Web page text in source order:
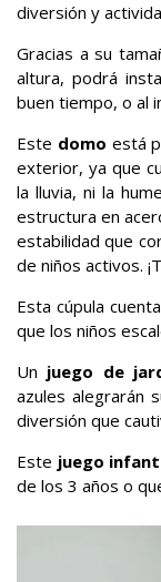
diversión y
Gracias a su
altura, podrá
buen tiempo, o al
Este domo está
exterior, ya que
la lluvia, ni la
estructura en
estabilidad que
de niños activos.
Esta cúpula
que los niños
Un juego de
azules alegrarán
diversión que
Este juego
de los 3 años o